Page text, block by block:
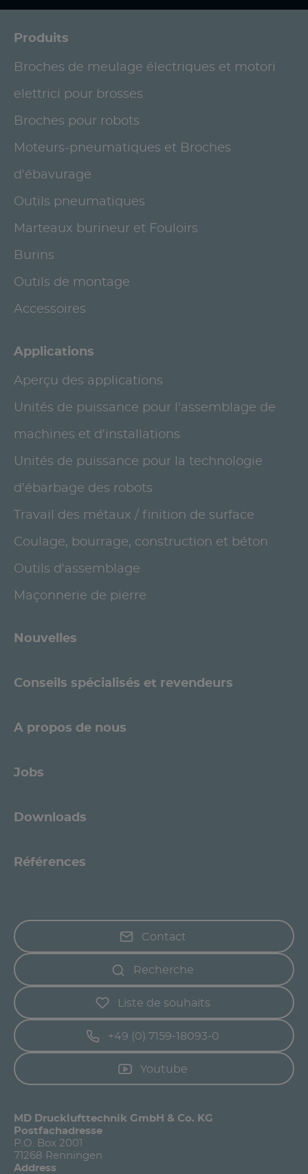
Produits
Broches de meulage électriques et motori
elettrici pour brosses
Broches pour robots
Moteurs-pneumatiques et Broches
d'ébavurage
Outils pneumatiques
Marteaux burineur et Fouloirs
Burins
Outils de montage
Accessoires
Applications
Aperçu des applications
Unités de puissance pour l'assemblage de
machines et d'installations
Unités de puissance pour la technologie
d'ébarbage des robots
Travail des métaux / finition de surface
Coulage, bourrage, construction et béton
Outils d'assemblage
Maçonnerie de pierre
Nouvelles
Conseils spécialisés et revendeurs
A propos de nous
Jobs
Downloads
Références
Contact
Recherche
Liste de souhaits
+49 (0) 7159-18093-0
Youtube
MD Drucklufttechnik GmbH & Co. KG
Postfachadresse
P.O. Box 2001
71268 Renningen
Address